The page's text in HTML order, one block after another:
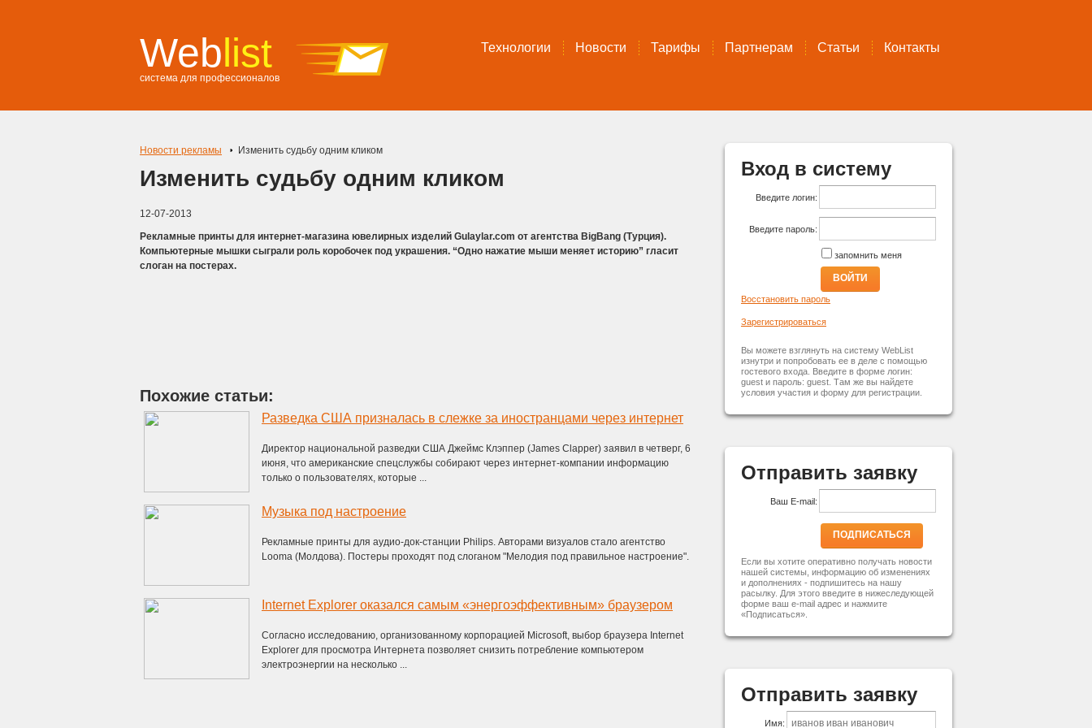
Weblist
система для профессионалов
Технологии Новости Тарифы Партнерам Статьи Контакты
Новости рекламы Изменить судьбу одним кликом
Изменить судьбу одним кликом
12-07-2013
Рекламные принты для интернет-магазина ювелирных изделий Gulaylar.com от агентства BigBang (Турция).
Компьютерные мышки сыграли роль коробочек под украшения. “Одно нажатие мыши меняет историю” гласит
слоган на постерах.
Похожие статьи:
Разведка США призналась в слежке за иностранцами через интернет
Директор национальной разведки США Джеймс Клэппер (James Clapper) заявил в четверг, 6
июня, что американские спецслужбы собирают через интернет-компании информацию
только о пользователях, которые ...
Музыка под настроение
Рекламные принты для аудио-док-станции Philips. Авторами визуалов стало агентство
Looma (Молдова). Постеры проходят под слоганом "Мелодия под правильное настроение".
Internet Explorer оказался самым «энергоэффективным» браузером
Согласно исследованию, организованному корпорацией Microsoft, выбор браузера Internet
Explorer для просмотра Интернета позволяет снизить потребление компьютером
электроэнергии на несколько ...
Вход в систему
Введите логин:
Введите пароль:
запомнить меня
ВОЙТИ
Восстановить пароль
Зарегистрироваться
Вы можете взглянуть на систему WebList
изнутри и попробовать ее в деле с помощью
гостевого входа. Введите в форме логин:
guest и пароль: guest. Там же вы найдете
условия участия и форму для регистрации.
Отправить заявку
Ваш E-mail:
ПОДПИСАТЬСЯ
Если вы хотите оперативно получать новости
нашей системы, информацию об изменениях
и дополнениях - подпишитесь на нашу
расылку. Для этого введите в нижеследующей
форме ваш e-mail адрес и нажмите
«Подписаться».
Отправить заявку
Имя: